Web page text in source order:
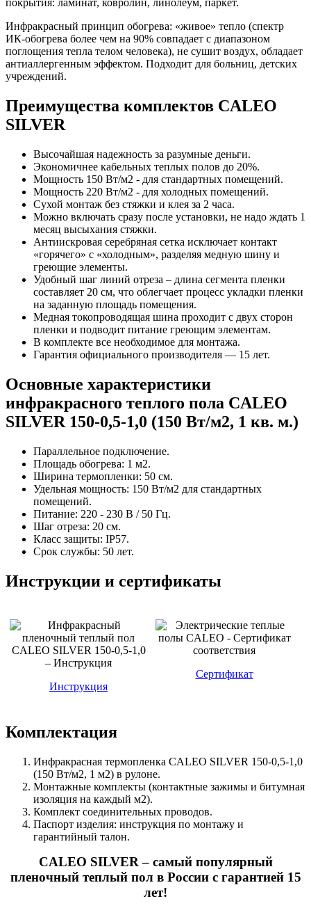
покрытия: ламинат, ковролин, линолеум, паркет.
Инфракрасный принцип обогрева: «живое» тепло (спектр
ИК-обогрева более чем на 90% совпадает с диапазоном
поглощения тепла телом человека), не сушит воздух, обладает
антиаллергенным эффектом. Подходит для больниц, детских
учреждений.
Преимущества комплектов CALEO
SILVER
Высочайшая надежность за разумные деньги.
Экономичнее кабельных теплых полов до 20%.
Мощность 150 Вт/м2 - для стандартных помещений.
Мощность 220 Вт/м2 - для холодных помещений.
Сухой монтаж без стяжки и клея за 2 часа.
Можно включать сразу после установки, не надо ждать 1
месяц высыхания стяжки.
Антиискровая серебряная сетка исключает контакт
«горячего» с «холодным», разделяя медную шину и
греющие элементы.
Удобный шаг линий отреза – длина сегмента пленки
составляет 20 см, что облегчает процесс укладки пленки
на заданную площадь помещения.
Медная токопроводящая шина проходит с двух сторон
пленки и подводит питание греющим элементам.
В комплекте все необходимое для монтажа.
Гарантия официального производителя — 15 лет.
Основные характеристики
инфракрасного теплого пола CALEO
SILVER 150-0,5-1,0 (150 Вт/м2, 1 кв. м.)
Параллельное подключение.
Площадь обогрева: 1 м2.
Ширина термопленки: 50 см.
Удельная мощность: 150 Вт/м2 для стандартных
помещений.
Питание: 220 - 230 В / 50 Гц.
Шаг отреза: 20 см.
Класс защиты: IP57.
Срок службы: 50 лет.
Инструкции и сертификаты
Инструкция
Сертификат
Комплектация
Инфракрасная термопленка CALEO SILVER 150-0,5-1,0
(150 Вт/м2, 1 м2) в рулоне.
Монтажные комплекты (контактные зажимы и битумная
изоляция на каждый м2).
Комплект соединительных проводов.
Паспорт изделия: инструкция по монтажу и
гарантийный талон.
CALEO SILVER – самый популярный
пленочный теплый пол в России с гарантией 15
лет!